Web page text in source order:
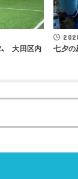
大田区内
七夕の
索: